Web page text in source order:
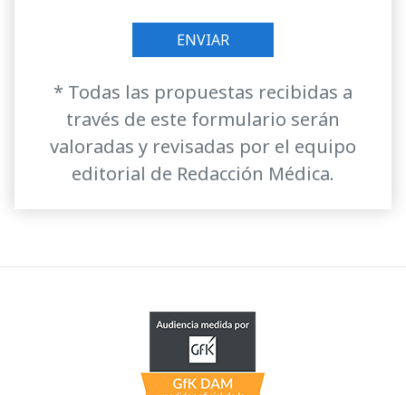
* Todas las propuestas recibidas a
través de este formulario serán
valoradas y revisadas por el equipo
editorial de Redacción Médica.